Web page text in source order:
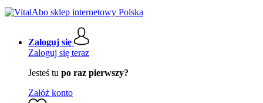
Zaloguj się
Zaloguj się teraz
Jesteś tu po raz pierwszy?
Załóż konto